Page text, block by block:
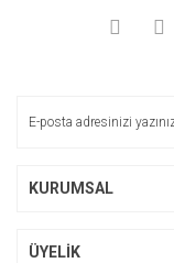
KURUMSAL
ÜYELİK